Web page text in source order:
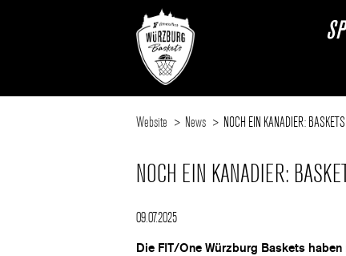
Website News NOCH EIN KANADIER:
NOCH EIN KANADIER:
09.07.2025
Die FIT/One Würzburg Baskets